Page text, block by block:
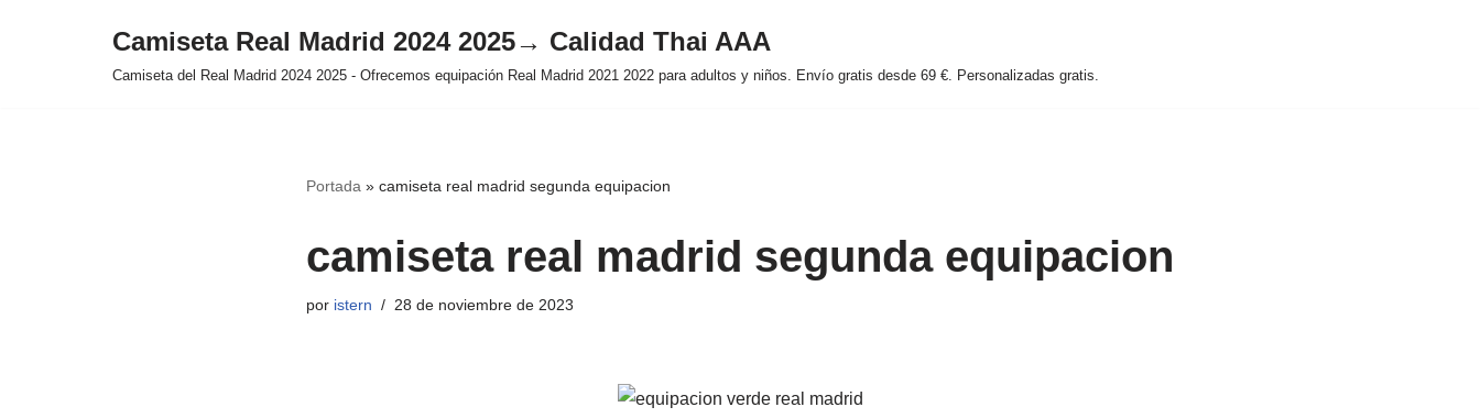
Camiseta Real Madrid 2024 2025→ Calidad Thai AAA
Camiseta del Real Madrid 2024 2025 - Ofrecemos equipación Real Madrid 2021 2022 para adultos y niños. Envío gratis desde 69 €. Personalizadas gratis.
Portada » camiseta real madrid segunda equipacion
camiseta real madrid segunda equipacion
por istern 28 de noviembre de 2023